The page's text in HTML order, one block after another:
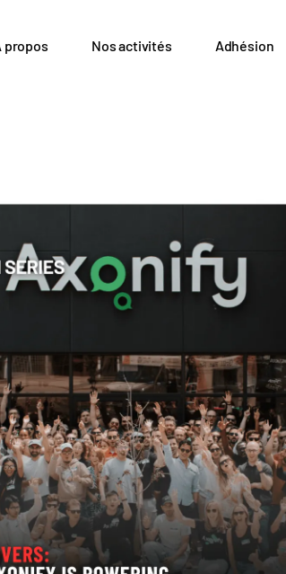
propos Nos activités Adhésion